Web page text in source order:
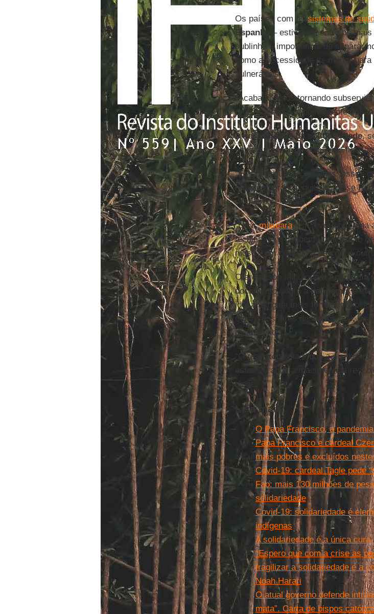
Os países com ossistemas de
Espanha
– estiveram entre os
sublinha a importância de
como a necessidade de mudar
vulneráveis.
“Acabamos nos tornando
proeza técnica supostamente
Anecessidade da solidariedade,
uso de máscaras, coisa que ficou
“Essas pequenas batalhas, esses
risco de perder a guerra”, disse
ninguém se salva”.
“Usarmáscaratem a ver com uma
técnica, tem também um aspecto
mostra um cuidado para com o
O arcebispo falou que a Academia
documento sobre apandemiae
idosa atingida mais fortemente pelo
dentro dos lares de idosos que,
mais velhos.
“O real problema é que a
estes 20 anos a mais de vida
disse.
Leia mais
O Papa Francisco, a
Papa Francisco e cardeal
mais pobres e excluídos
Covid-19: cardeal Tagle pede
Fao: mais 130 milhões de
solidariedade
Covid-19: solidariedade é
indígenas
A solidariedade é a única
“Espero que com a crise as
fragilizar a solidariedade e a
Noah Harari
O atual governo defende
mata”. Carta de bispos